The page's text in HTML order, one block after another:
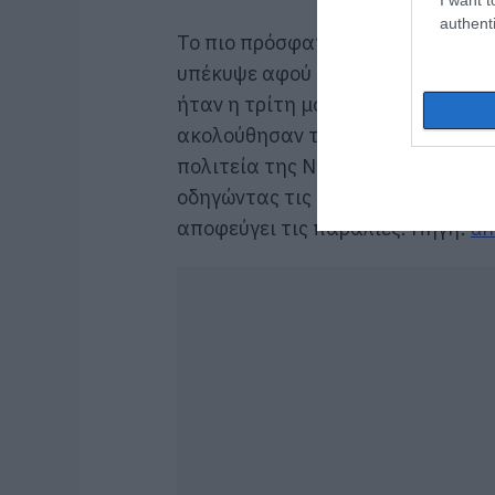
Το πιο πρόσφατο θύμα καρχαρία
υπέκυψε αφού δέχθηκε επίθεση
ήταν η τρίτη μοιραία επίθεση
ακολούθησαν τρεις ακόμη, που
πολιτεία της Νέας Νότιας
οδηγώντας τις υπηρεσίες
αποφεύγει τις παραλίες. Πηγή: